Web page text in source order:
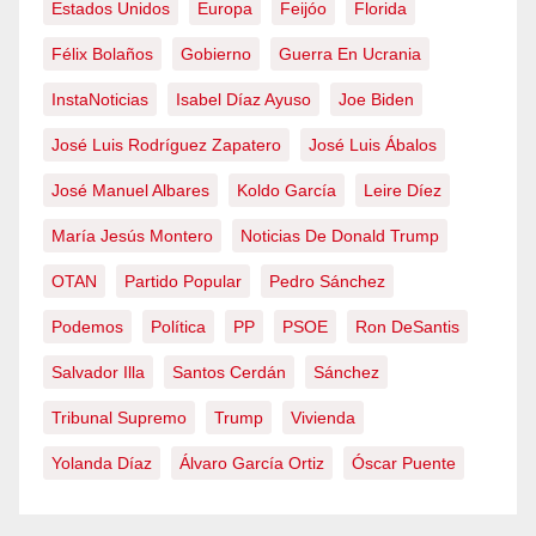
Estados Unidos Europa Feijóo Florida
Félix Bolaños Gobierno Guerra En Ucrania
InstaNoticias Isabel Díaz Ayuso Joe Biden
José Luis Rodríguez Zapatero José Luis Ábalos
José Manuel Albares Koldo García Leire Díez
María Jesús Montero Noticias De Donald Trump
OTAN Partido Popular Pedro Sánchez
Podemos Política PP PSOE Ron DeSantis
Salvador Illa Santos Cerdán Sánchez
Tribunal Supremo Trump Vivienda
Yolanda Díaz Álvaro García Ortiz Óscar Puente